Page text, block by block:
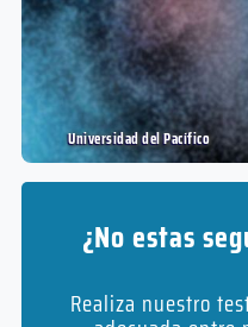
Universidad del Pací­fico
¿No estas
Realiza nuestro